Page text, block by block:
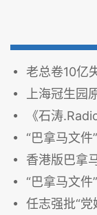
老总卷10亿
上海冠生园
《石涛.Radio 》
“巴拿马文
香港版巴拿
“巴拿马文件
任志强批“党